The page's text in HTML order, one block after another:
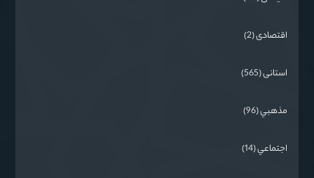
اقتصادی (2)
استانی (565)
مذهبي (96)
اجتماعي (14)